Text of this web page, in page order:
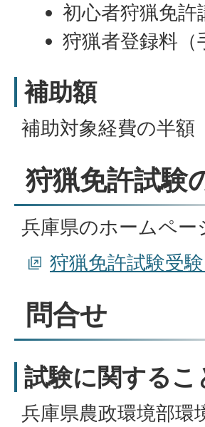
初心者狩猟免許
狩猟者登録料（
補助額
補助対象経費の半額
狩猟免許試験
兵庫県のホームペ
狩猟免許試験受
問合せ
試験に関するこ
兵庫県農政環境部環